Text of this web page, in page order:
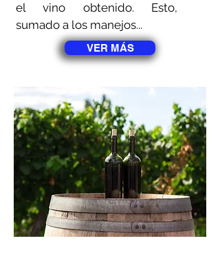
el vino obtenido. Esto,
sumado a los manejos...
VER MÁS